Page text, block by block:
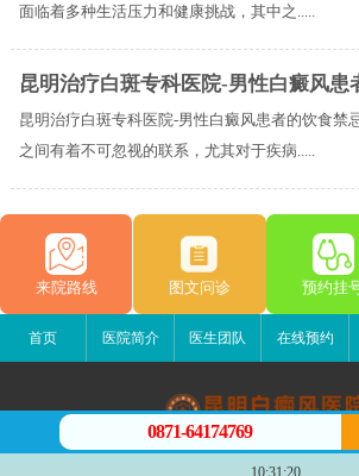
面临着多种生活压力和健康挑战，其中之.....
昆明治疗白斑专科医院-男性白癜风患
昆明治疗白斑专科医院-男性白癜风患者的饮食禁
之间有着不可忽视的联系，尤其对于疾病.....
来院路线 图文问诊 预约挂
首页 医院简介 医生团队 在线预约
昆明白癜风医院
0871-64174769
10:31:20